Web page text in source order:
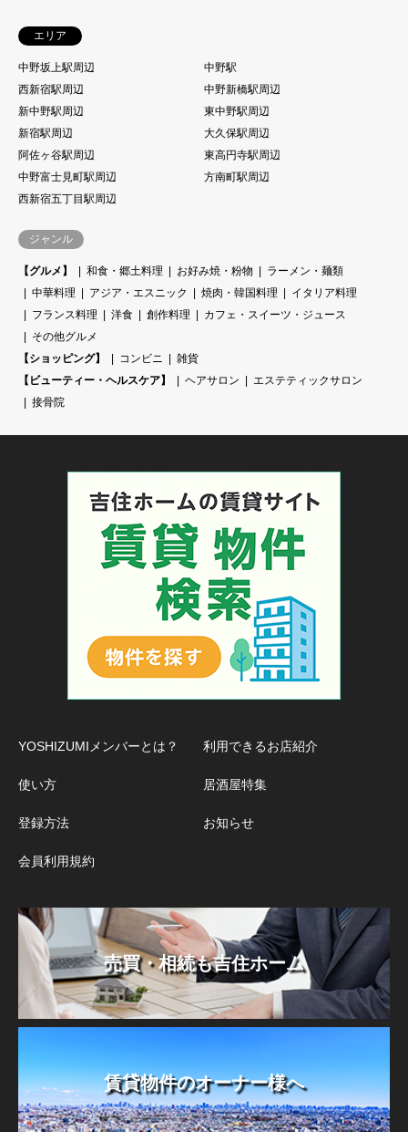
エリア
中野坂上駅周辺
中野駅
西新宿駅周辺
中野新橋駅周辺
新中野駅周辺
東中野駅周辺
新宿駅周辺
大久保駅周辺
阿佐ヶ谷駅周辺
東高円寺駅周辺
中野富士見町駅周辺
方南町駅周辺
西新宿五丁目駅周辺
ジャンル
【グルメ】 和食・郷土料理 お好み焼・粉物
ラーメン・麺類
中華料理
アジア・エスニック 焼肉・韓国料理
イタリア料理
フランス料理
洋食 創作料理
カフェ・スイーツ・ジュース
その他グルメ
【ショッピング】
コンビニ
雑貨
【ビューティー・ヘルスケア】
ヘアサロン
エステティックサロン
接骨院
YOSHIZUMIメンバーとは？
使い方
登録方法
会員利用規約
利用できるお店紹介
居酒屋特集
お知らせ
売買・相続も吉住ホーム
賃貸物件のオーナー様へ